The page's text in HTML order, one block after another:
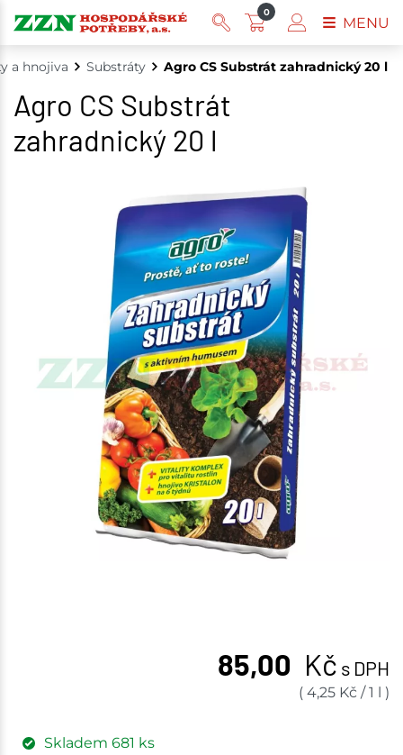
a hnojiva Substráty Agro CS Substrát zahradnický 20 l
Agro CS Substrát
zahradnický 20 l
85,00 Kč s DPH
( 4,25 Kč /1 l )
Skladem 681 ks
0
MENU